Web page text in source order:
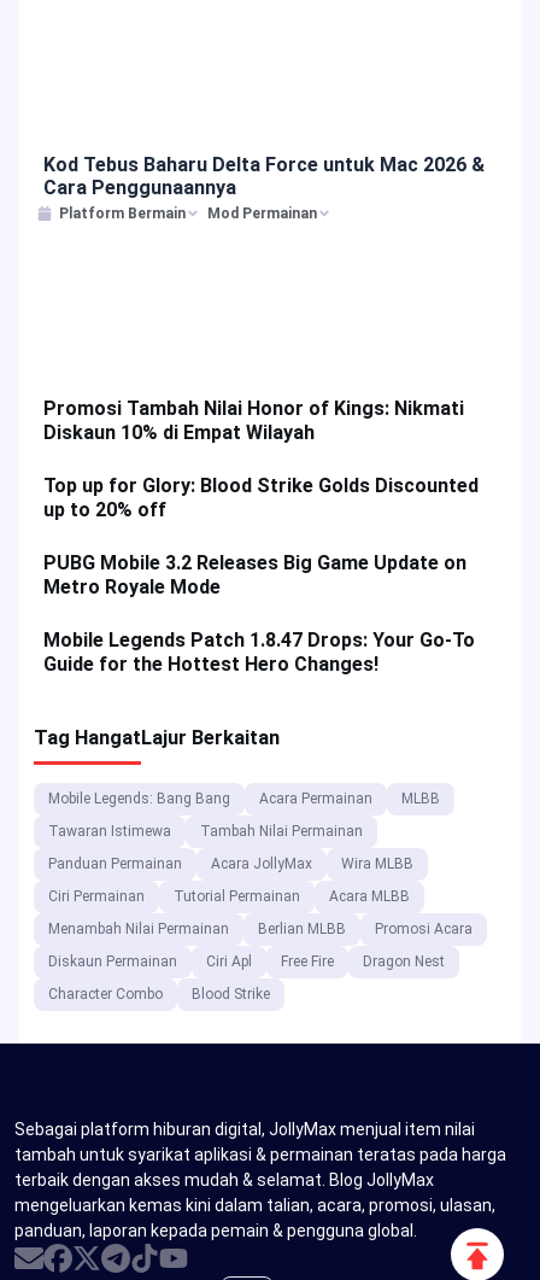
Promosi Tambah Nilai Honor of Kings: Nikmati
Top up for Glory: Blood Strike Golds Discounted
up to 20% off
PUBG Mobile 3.2 Releases Big Game Update on
Mobile Legends Patch 1.8.47 Drops: Your Go-To
Guide for the Hottest Hero Changes!
Tag HangatLajur Berkaitan
Panduan Permainan
Acara JollyMax
Wira MLBB
Ciri Permainan
Tutorial Permainan
Acara MLBB
Menambah Nilai Permainan
Berlian MLBB
Promosi Acara
Diskaun Permainan
Free Fire
Dragon Nest
Character Combo
Scroll